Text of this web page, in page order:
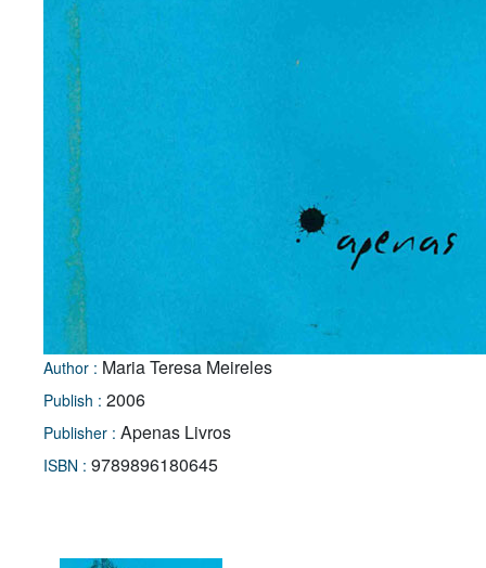
Author : Maria Teresa Meireles
Publish : 2006
Publisher : Apenas Livros
ISBN : 9789896180645